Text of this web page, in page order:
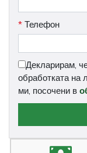
* Телефон
Декларирам,
обработката на
ми, посочени в